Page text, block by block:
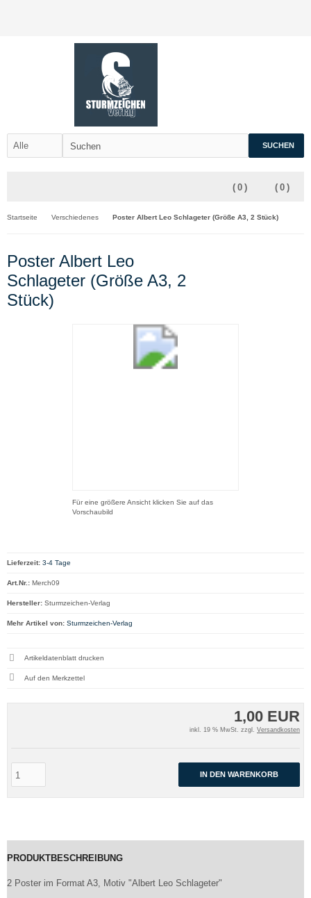
SUCHEN
( 0 )
( 0 )
Startseite Verschiedenes Poster Albert Leo Schlageter (Größe A3, 2 Stück)
Poster Albert Leo
Schlageter (Größe A3, 2
Stück)
Für eine größere Ansicht klicken Sie auf das
Vorschaubild
1,00 EUR
inkl. 19 % MwSt. zzgl. Versandkosten
IN DEN WARENKORB
Lieferzeit: 3-4 Tage
Art.Nr.: Merch09
Hersteller: Sturmzeichen-Verlag
Mehr Artikel von: Sturmzeichen-Verlag
Artikeldatenblatt drucken
PRODUKTBESCHREIBUNG
2 Poster im Format A3, Motiv "Albert Leo Schlageter"